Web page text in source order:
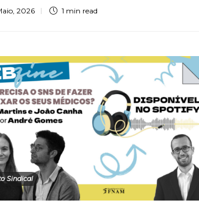
2026 1 min read
Sindical